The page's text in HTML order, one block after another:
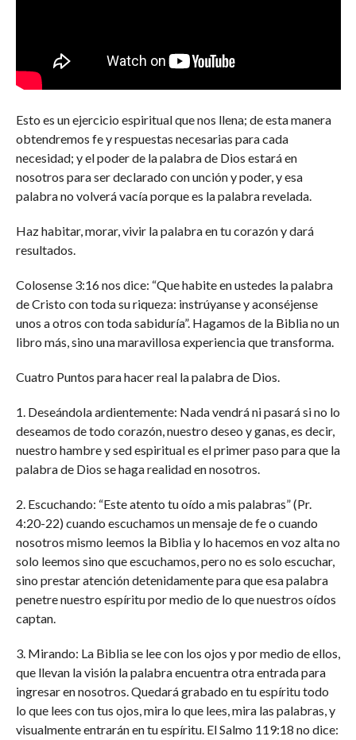
Esto es un ejercicio espiritual que nos llena; de esta manera
obtendremos fe y respuestas necesarias para cada
necesidad; y el poder de la palabra de Dios estará en
nosotros para ser declarado con unción y poder, y esa
palabra no volverá vacía porque es la palabra revelada.
Haz habitar, morar, vivir la palabra en tu corazón y dará
resultados.
Colosense 3:16 nos dice: “Que habite en ustedes la palabra
de Cristo con toda su riqueza: instrúyanse y aconséjense
unos a otros con toda sabiduría”. Hagamos de la Biblia no un
libro más, sino una maravillosa experiencia que transforma.
Cuatro Puntos para hacer real la palabra de Dios.
1. Deseándola ardientemente: Nada vendrá ni pasará si no lo
deseamos de todo corazón, nuestro deseo y ganas, es decir,
nuestro hambre y sed espiritual es el primer paso para que la
palabra de Dios se haga realidad en nosotros.
2. Escuchando: “Este atento tu oído a mis palabras” (Pr.
4:20-22) cuando escuchamos un mensaje de fe o cuando
nosotros mismo leemos la Biblia y lo hacemos en voz alta no
solo leemos sino que escuchamos, pero no es solo escuchar,
sino prestar atención detenidamente para que esa palabra
penetre nuestro espíritu por medio de lo que nuestros oídos
captan.
3. Mirando: La Biblia se lee con los ojos y por medio de ellos,
que llevan la visión la palabra encuentra otra entrada para
ingresar en nosotros. Quedará grabado en tu espíritu todo
lo que lees con tus ojos, mira lo que lees, mira las palabras, y
visualmente entrarán en tu espíritu. El Salmo 119:18 no dice: